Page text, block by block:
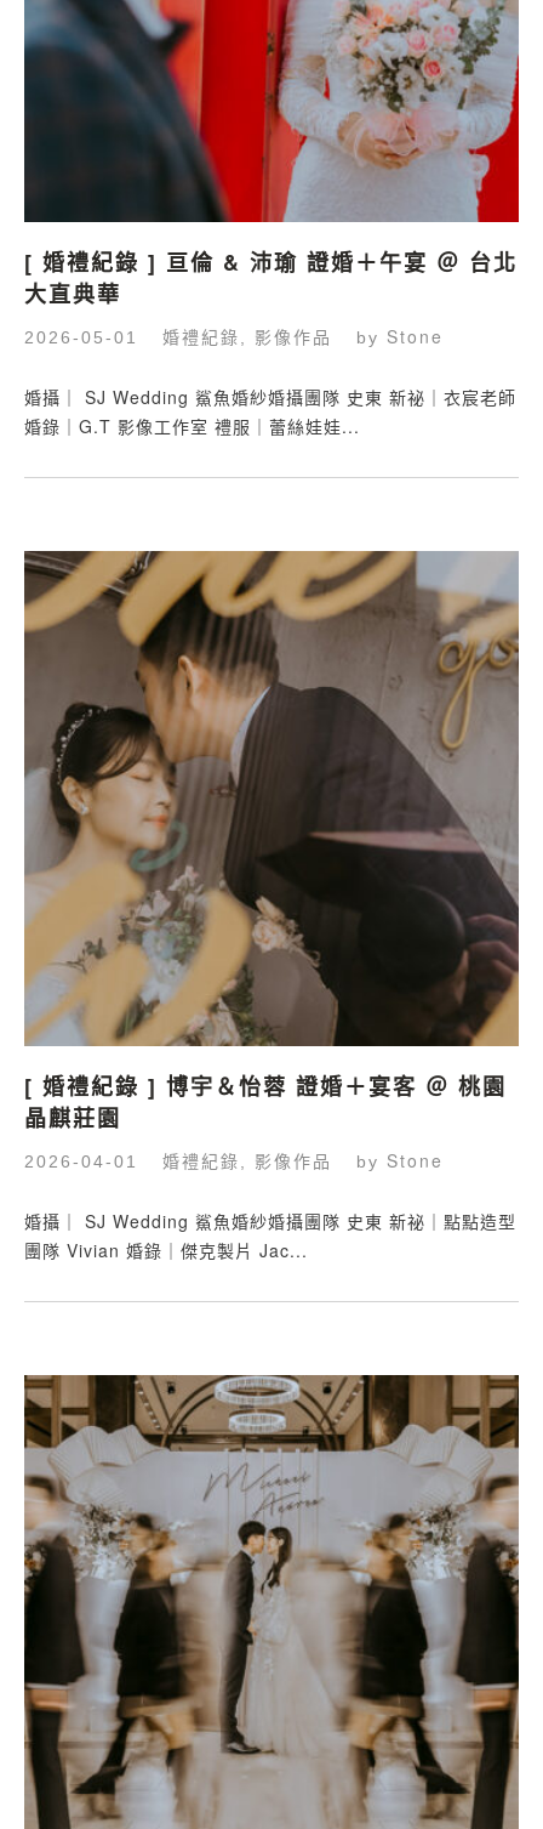
[ 婚禮紀錄 ] 亘倫 & 沛瑜 證婚＋午宴 ＠ 台北
大直典華
2026-05-01 婚禮紀錄 影像作品 by Stone
婚攝｜ SJ Wedding 鯊魚婚紗婚攝團隊 史東 新祕｜衣宸老師
婚錄｜G.T 影像工作室 禮服｜蕾絲娃娃...
[ 婚禮紀錄 ] 博宇＆怡蓉 證婚＋宴客 ＠ 桃園
晶麒莊園
2026-04-01 婚禮紀錄 影像作品 by Stone
婚攝｜ SJ Wedding 鯊魚婚紗婚攝團隊 史東 新祕｜點點造型
團隊 Vivian 婚錄｜傑克製片 Jac...